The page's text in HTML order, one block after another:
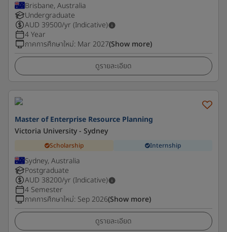
Brisbane, Australia
Undergraduate
AUD 39500/yr (Indicative)
4 Year
ภาคการศึกษาใหม่: Mar 2027(Show more)
ดูรายละเอียด
Master of Enterprise Resource Planning
Victoria University - Sydney
Scholarship Internship
Sydney, Australia
Postgraduate
AUD 38200/yr (Indicative)
4 Semester
ภาคการศึกษาใหม่: Sep 2026(Show more)
ดูรายละเอียด